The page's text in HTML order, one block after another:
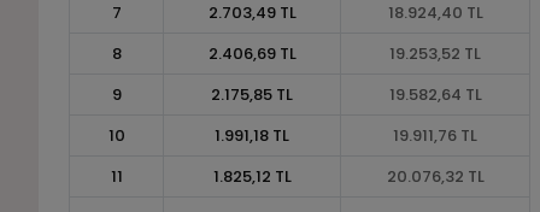
7
2.703,49 TL
18.924,40 TL
8
2.406,69 TL
19.253,52 TL
9
2.175,85 TL
19.582,64 TL
10
1.991,18 TL
19.911,76 TL
11
1.825,12 TL
20.076,32 TL